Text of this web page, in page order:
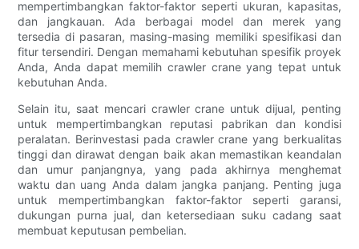
mempertimbangkan faktor-faktor seperti ukuran, kapasitas,
dan jangkauan. Ada berbagai model dan merek yang
tersedia di pasaran, masing-masing memiliki spesifikasi dan
fitur tersendiri. Dengan memahami kebutuhan spesifik proyek
Anda, Anda dapat memilih crawler crane yang tepat untuk
kebutuhan Anda.
Selain itu, saat mencari crawler crane untuk dijual, penting
untuk mempertimbangkan reputasi pabrikan dan kondisi
peralatan. Berinvestasi pada crawler crane yang berkualitas
tinggi dan dirawat dengan baik akan memastikan keandalan
dan umur panjangnya, yang pada akhirnya menghemat
waktu dan uang Anda dalam jangka panjang. Penting juga
untuk mempertimbangkan faktor-faktor seperti garansi,
dukungan purna jual, dan ketersediaan suku cadang saat
membuat keputusan pembelian.